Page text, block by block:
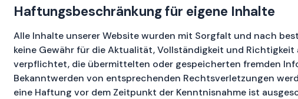
Haftungsbeschränkung für eigene Inhalte
Alle Inhalte unserer Website wurden mit Sorgfalt und nach
keine Gewähr für die Aktualität, Vollständigkeit und
verpflichtet, die übermittelten oder gespeicherten fremden
Bekanntwerden von entsprechenden Rechtsverletzungen
eine Haftung vor dem Zeitpunkt der Kenntnisnahme ist